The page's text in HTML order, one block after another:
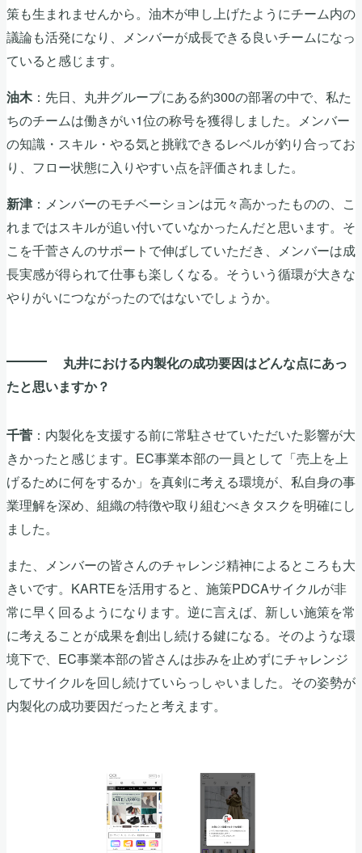
策も生まれませんから。油木が申し上げたようにチーム内の
議論も活発になり、メンバーが成長できる良いチームになっ
ていると感じます。
油木：先日、丸井グループにある約300の部署の中で、私た
ちのチームは働きがい1位の称号を獲得しました。メンバー
の知識・スキル・やる気と挑戦できるレベルが釣り合ってお
り、フロー状態に入りやすい点を評価されました。
新津 ：メンバーのモチベーションは元々高かったものの、こ
れまではスキルが追い付いていなかったんだと思います。そ
こを千菅さんのサポートで伸ばしていただき、メンバーは成
長実感が得られて仕事も楽しくなる。そういう循環が大きな
やりがいにつながったのではないでしょうか。
丸井における内製化の成功要因はどんな点にあっ
たと思いますか？
千菅 ：内製化を支援する前に常駐させていただいた影響が大
きかったと感じます。EC事業本部の一員として「売上を上
げるために何をするか」を真剣に考える環境が、私自身の事
業理解を深め、組織の特徴や取り組むべきタスクを明確にし
ました。
また、メンバーの皆さんのチャレンジ精神によるところも大
きいです。KARTEを活用すると、施策PDCAサイクルが非
常に早く回るようになります。逆に言えば、新しい施策を常
に考えることが成果を創出し続ける鍵になる。そのような環
境下で、EC事業本部の皆さんは歩みを止めずにチャレンジ
してサイクルを回し続けていらっしゃいました。その姿勢が
内製化の成功要因だったと考えます。